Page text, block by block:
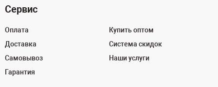
Сервис
Оплата
Доставка
Самовывоз
Гарантия
Купить оптом
Система скидок
Наши услуги